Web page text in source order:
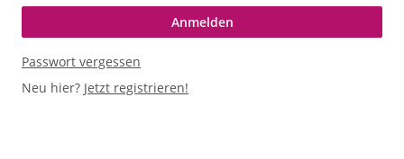
Anmelden
Passwort vergessen
Neu hier? Jetzt registrieren!